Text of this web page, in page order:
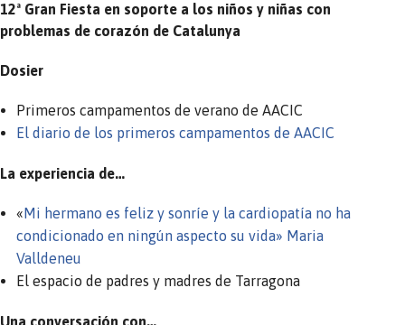
12ª Gran Fiesta en soporte a los niños y niñas con
problemas de corazón de Catalunya
Dosier
Primeros campamentos de verano de AACIC
El diario de los primeros campamentos de AACIC
La experiencia de…
«Mi hermano es feliz y sonríe y la cardiopatía no ha
condicionado en ningún aspecto su vida» Maria
Valldeneu
El espacio de padres y madres de Tarragona
Una conversación con…